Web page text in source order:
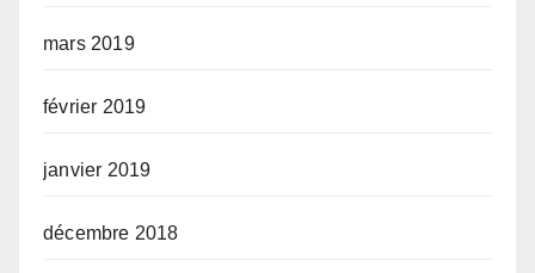
mars 2019
février 2019
janvier 2019
décembre 2018